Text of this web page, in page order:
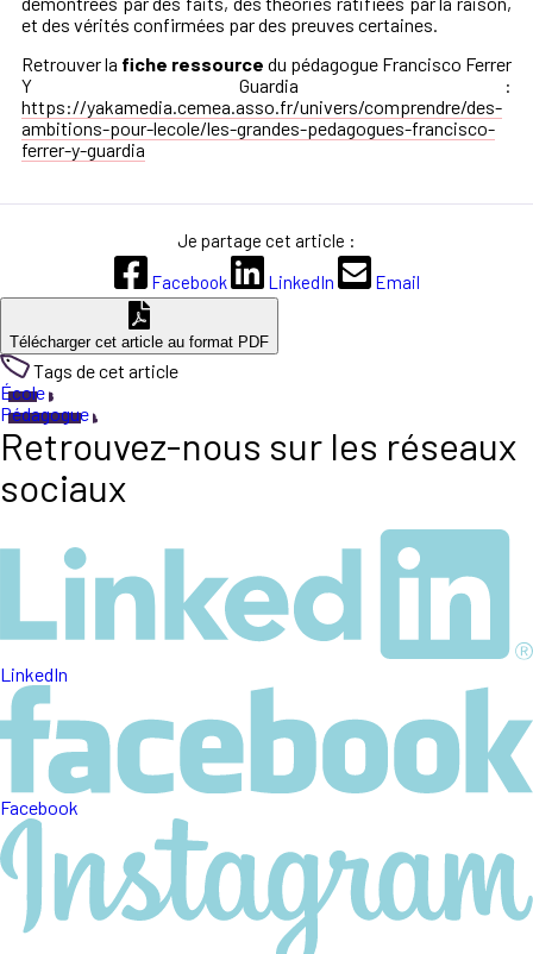
et des vérités confirmées par des preuves certaines.
Retrouver la fiche ressource du pédagogue Francisco Ferrer
Y Guardia :
https://yakamedia.cemea.asso.fr/univers/comprendre/des-
ambitions-pour-lecole/les-grandes-pedagogues-francisco-
ferrer-y-guardia
Je partage cet article :
Facebook
LinkedIn Email
Télécharger cet article au format PDF
Tags de cet article
École
Pédagogue
Retrouvez-nous sur les réseaux
sociaux
LinkedIn
Facebook